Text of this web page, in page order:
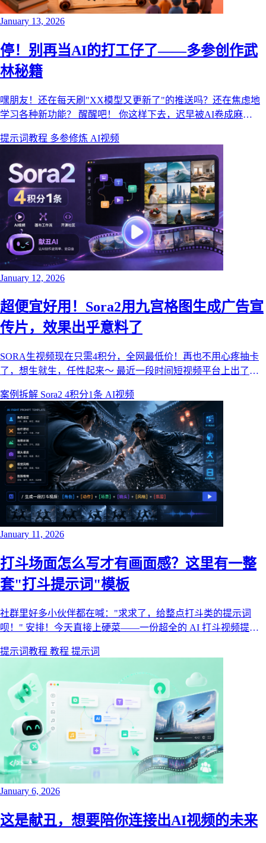
January 13, 2026
停！别再当AI的打工仔了——多参创作武
林秘籍
嘿朋友！还在每天刷"XX模型又更新了"的推送吗？还在焦虑地
学习各种新功能？ 醒醒吧！ 你这样下去，迟早被AI卷成麻
型能力与视频创作工作流。
提示词教程 多参修炼 AI视频
January 12, 2026
超便宜好用！Sora2用九宫格图生成广告宣
传片，效果出乎意料了
SORA生视频现在只需4积分，全网最低价！再也不用心疼抽卡
了，想生就生，任性起来～ 最近一段时间短视频平台上出了很
么做的吧！
案例拆解 Sora2 4积分1条 AI视频
January 11, 2026
打斗场面怎么写才有画面感？这里有一整
套"打斗提示词"模板
社群里好多小伙伴都在喊："求求了，给整点打斗类的提示词
呗！" 安排！今天直接上硬菜——一份超全的 AI 打斗视频提示
动作更炸、氛围更带感的创作心法！
提示词教程 教程 提示词
January 6, 2026
这是献丑，想要陪你连接出AI视频的未来